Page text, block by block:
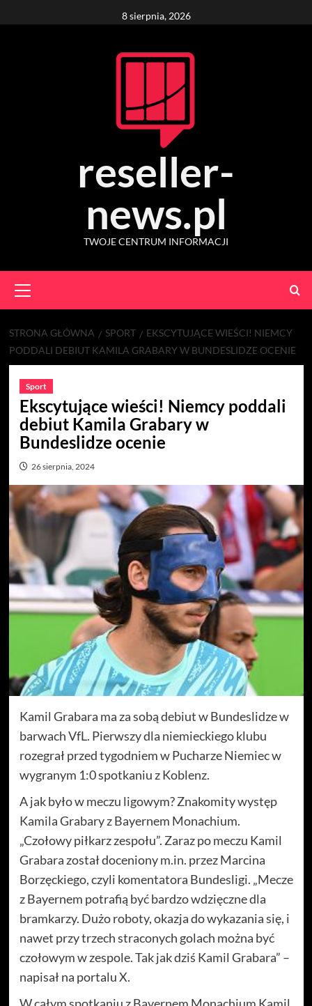
to
8 sierpnia, 2026
reseller-
news.pl
TWOJE CENTRUM INFORMACJI
Menu
STRONA GŁÓWNA SPORT
EKSCYTUJĄCE WIEŚCI! NIEMCY
PODDALI DEBIUT KAMILA GRABARY W BUNDESLIDZE OCENIE
Sport
Ekscytujące wieści! Niemcy poddali
debiut Kamila Grabary w
Bundeslidze ocenie
26 sierpnia, 2024
Kamil Grabara ma za sobą debiut w Bundeslidze w
barwach VfL. Pierwszy dla niemieckiego klubu
rozegrał przed tygodniem w Pucharze Niemiec w
wygranym 1:0 spotkaniu z Koblenz.
A jak było w meczu ligowym? Znakomity występ
Kamila Grabary z Bayernem Monachium.
„Czołowy piłkarz zespołu”. Zaraz po meczu Kamil
Grabara został doceniony m.in. przez Marcina
Borzęckiego, czyli komentatora Bundesligi. „Mecze
z Bayernem potrafią być bardzo wdzięczne dla
bramkarzy. Dużo roboty, okazja do wykazania się, i
nawet przy trzech straconych golach można być
czołowym w zespole. Tak jak dziś Kamil Grabara” –
napisał na portalu X.